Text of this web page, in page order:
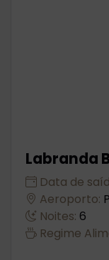
Labranda
Data de
Aeroporto:
Noites: 6
Regime